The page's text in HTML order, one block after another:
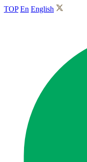
TOP En English